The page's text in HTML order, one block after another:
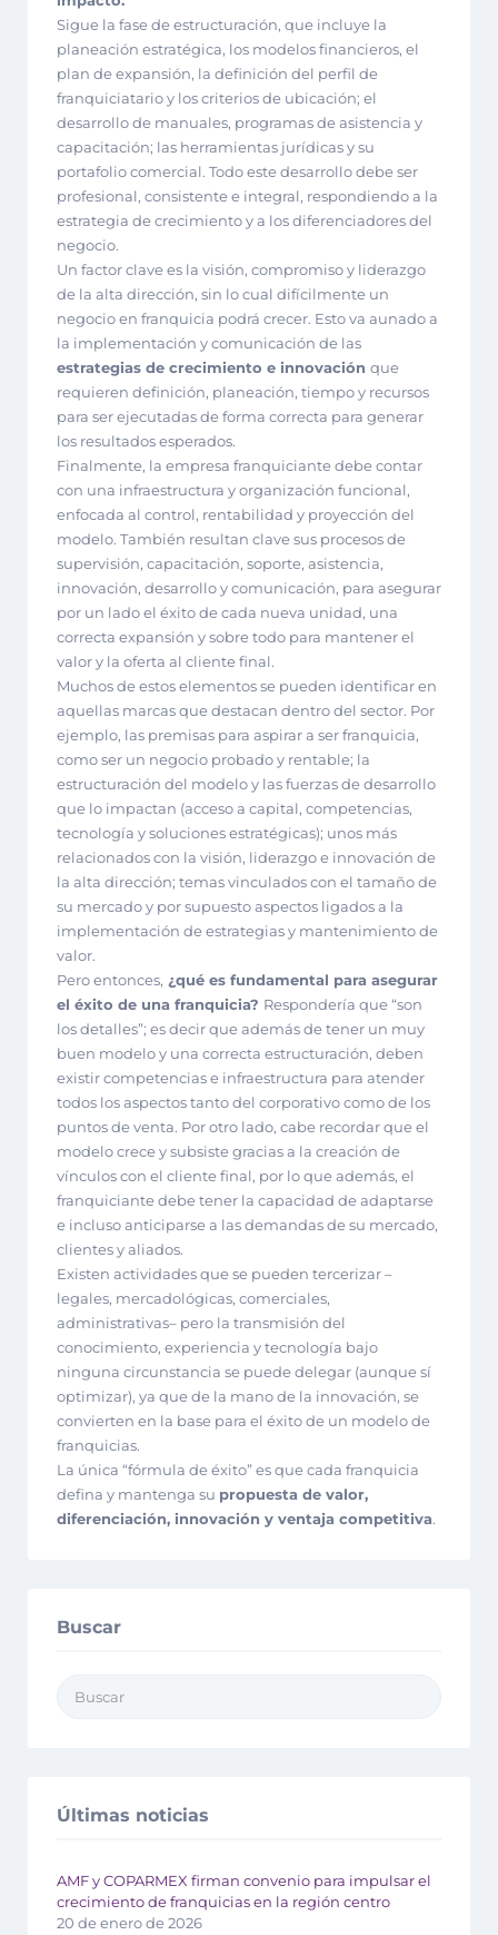
Sigue la fase de estructuración, que incluye la
planeación estratégica, los modelos financieros, el
plan de expansión, la definición del perfil de
franquiciatario y los criterios de ubicación; el
desarrollo de manuales, programas de asistencia y
capacitación; las herramientas jurídicas y su
portafolio comercial. Todo este desarrollo debe ser
profesional, consistente e integral, respondiendo a la
estrategia de crecimiento y a los diferenciadores del
negocio.
Un factor clave es la visión, compromiso y liderazgo
de la alta dirección, sin lo cual difícilmente un
negocio en franquicia podrá crecer. Esto va aunado a
la implementación y comunicación de las
estrategias de crecimiento e innovación que
requieren definición, planeación, tiempo y recursos
para ser ejecutadas de forma correcta para generar
los resultados esperados.
Finalmente, la empresa franquiciante debe contar
con una infraestructura y organización funcional,
enfocada al control, rentabilidad y proyección del
modelo. También resultan clave sus procesos de
supervisión, capacitación, soporte, asistencia,
innovación, desarrollo y comunicación, para asegurar
por un lado el éxito de cada nueva unidad, una
correcta expansión y sobre todo para mantener el
valor y la oferta al cliente final.
Muchos de estos elementos se pueden identificar en
aquellas marcas que destacan dentro del sector. Por
ejemplo, las premisas para aspirar a ser franquicia,
como ser un negocio probado y rentable; la
estructuración del modelo y las fuerzas de desarrollo
que lo impactan (acceso a capital, competencias,
tecnología y soluciones estratégicas); unos más
relacionados con la visión, liderazgo e innovación de
la alta dirección; temas vinculados con el tamaño de
su mercado y por supuesto aspectos ligados a la
implementación de estrategias y mantenimiento de
valor.
Pero entonces, ¿qué es fundamental para asegurar
el éxito de una franquicia? Respondería que “son
los detalles”; es decir que además de tener un muy
buen modelo y una correcta estructuración, deben
existir competencias e infraestructura para atender
todos los aspectos tanto del corporativo como de los
puntos de venta. Por otro lado, cabe recordar que el
modelo crece y subsiste gracias a la creación de
vínculos con el cliente final, por lo que además, el
franquiciante debe tener la capacidad de adaptarse
e incluso anticiparse a las demandas de su mercado,
clientes y aliados.
Existen actividades que se pueden tercerizar –
legales, mercadológicas, comerciales,
administrativas– pero la transmisión del
conocimiento, experiencia y tecnología bajo
ninguna circunstancia se puede delegar (aunque sí
optimizar), ya que de la mano de la innovación, se
convierten en la base para el éxito de un modelo de
franquicias.
La única “fórmula de éxito” es que cada franquicia
defina y mantenga su propuesta de valor,
diferenciación, innovación y ventaja competitiva.
Buscar
Últimas noticias
AMF y COPARMEX firman convenio para impulsar el
crecimiento de franquicias en la región centro
20 de enero de 2026